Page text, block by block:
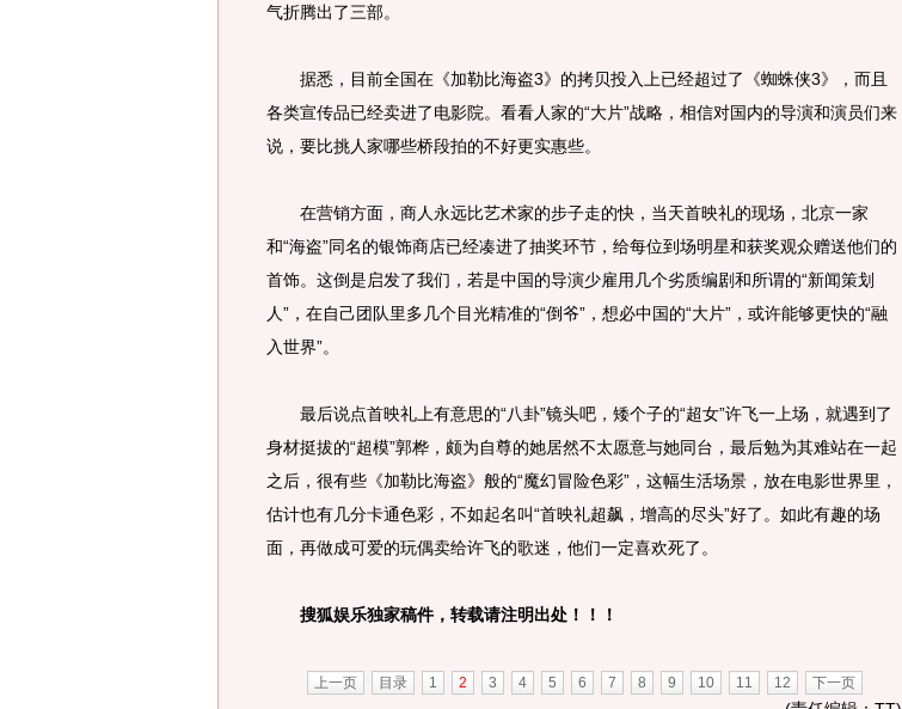
气折腾出了三部。
据悉，目前全国在《加勒比海盗3》的拷贝投入上已经超过了《蜘蛛侠3》，而且
各类宣传品已经卖进了电影院。看看人家的“大片”战略，相信对国内的导演和演员们来
说，要比挑人家哪些桥段拍的不好更实惠些。
在营销方面，商人永远比艺术家的步子走的快，当天首映礼的现场，北京一家
和“海盗”同名的银饰商店已经凑进了抽奖环节，给每位到场明星和获奖观众赠送他们的
首饰。这倒是启发了我们，若是中国的导演少雇用几个劣质编剧和所谓的“新闻策划
人”，在自己团队里多几个目光精准的“倒爷”，想必中国的“大片”，或许能够更快的“融
入世界”。
最后说点首映礼上有意思的“八卦”镜头吧，矮个子的“超女”许飞一上场，就遇到了
身材挺拔的“超模”郭桦，颇为自尊的她居然不太愿意与她同台，最后勉为其难站在一起
之后，很有些《加勒比海盗》般的“魔幻冒险色彩”，这幅生活场景，放在电影世界里，
估计也有几分卡通色彩，不如起名叫“首映礼超飙，增高的尽头”好了。如此有趣的场
面，再做成可爱的玩偶卖给许飞的歌迷，他们一定喜欢死了。
搜狐娱乐独家稿件，转载请注明出处！！！
上一页 目录 1 2 3 4 5 6 7 8 9 10 11 12 下一页